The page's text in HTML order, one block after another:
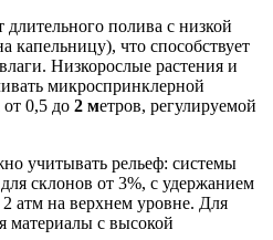
полива с низкой
капельницу), что способствует
Низкорослые растения и
микроспринклерной
от 0,5 до 2 метров, регулируемой
учитывать рельеф: системы
склонов от 3%, с удержанием
атм на верхнем уровне. Для
материалы с высокой